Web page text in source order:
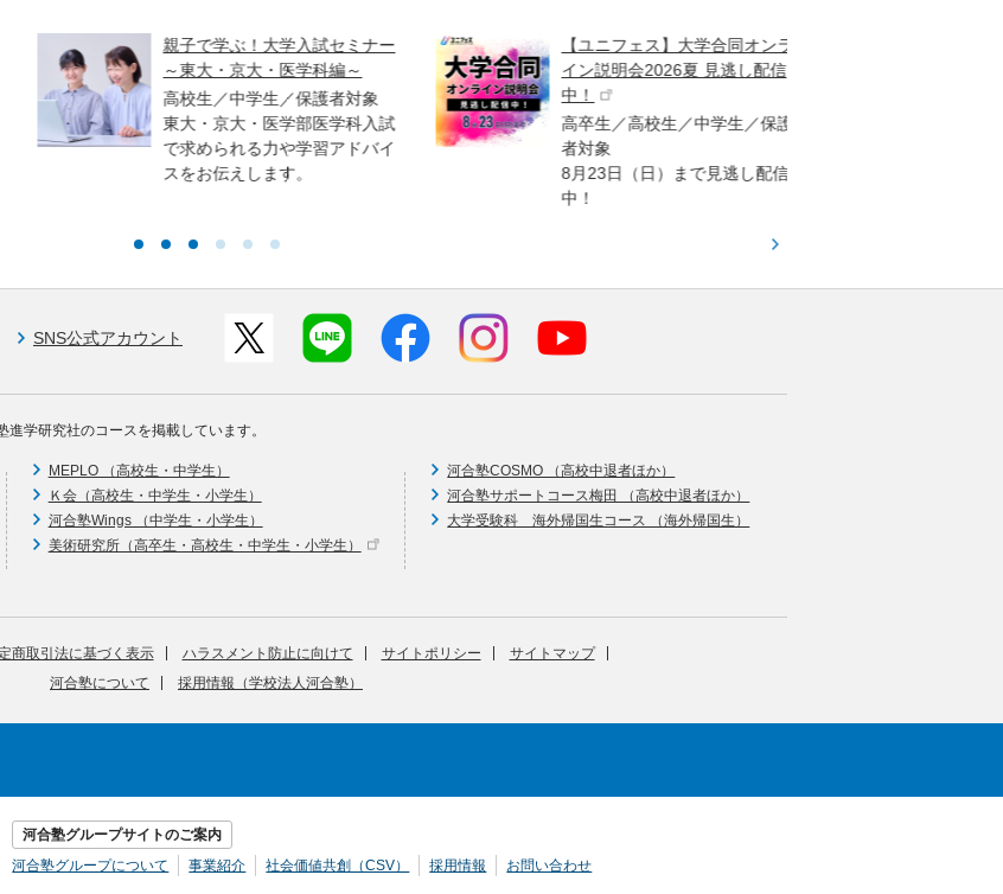
親子で学ぶ！大学入試セミナー
～東大・京大・医学科編～
高校生／中学生／保護者対象
東大・京大・医学部医学科入試
で求められる力や学習アドバイ
スをお伝えします。
【ユニフェス】大学合同オンラ
イン説明会2026夏 見逃し配信
中！
高卒生／高校生／中学生／保護
者対象
8月23日（日）まで見逃し配信
中！
SNS公式アカウント
学研究社のコースを掲載しています。
MEPLO （高校生・中学生）
Ｋ会（高校生・中学生・小学生）
河合塾Wings （中学生・小学生）
美術研究所（高卒生・高校生・中学生・小学生）
河合塾COSMO （高校中退者ほか）
河合塾サポートコース梅田 （高校中退者ほか）
大学受験科 海外帰国生コース （海外帰国生）
商取引法に基づく表示 ハラスメント防止に向けて サイトポリシー
サイトマップ
河合塾について
採用情報（学校法人河合塾）
河合塾グループサイトのご案内
河合塾グループについて
事業紹介 社会価値共創（CSV） 採用情報 お問い合わせ